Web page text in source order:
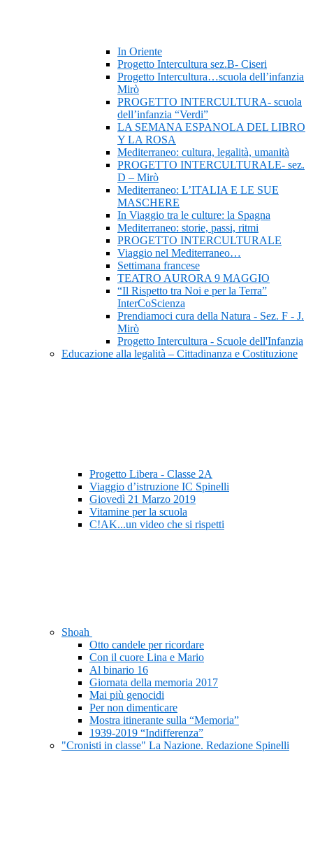
In Oriente
Progetto Intercultura sez.B- Ciseri
Progetto Intercultura…scuola dell’infanzia
Mirò
PROGETTO INTERCULTURA- scuola
dell’infanzia “Verdi”
LA SEMANA ESPANOLA DEL LIBRO
Y LA ROSA
Mediterraneo: cultura, legalità, umanità
PROGETTO INTERCULTURALE- sez.
D – Mirò
Mediterraneo: L’ITALIA E LE SUE
MASCHERE
In Viaggio tra le culture: la Spagna
Mediterraneo: storie, passi, ritmi
PROGETTO INTERCULTURALE
Viaggio nel Mediterraneo…
Settimana francese
TEATRO AURORA 9 MAGGIO
“Il Rispetto tra Noi e per la Terra”
InterCoScienza
Prendiamoci cura della Natura - Sez. F - J.
Mirò
Progetto Intercultura - Scuole dell'Infanzia
Educazione alla legalità – Cittadinanza e Costituzione
Progetto Libera - Classe 2A
Viaggio d’istruzione IC Spinelli
Giovedì 21 Marzo 2019
Vitamine per la scuola
C!AK...un video che si rispetti
Shoah
Otto candele per ricordare
Con il cuore Lina e Mario
Al binario 16
Giornata della memoria 2017
Mai più genocidi
Per non dimenticare
Mostra itinerante sulla “Memoria”
1939-2019 “Indifferenza”
"Cronisti in classe" La Nazione. Redazione Spinelli